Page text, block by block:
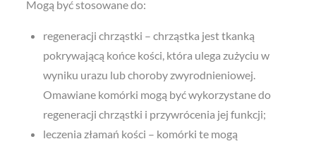
Mogą być stosowane do:
regeneracji chrząstki – chrząstka jest tkanką
pokrywającą końce kości, która ulega zużyciu w
wyniku urazu lub choroby zwyrodnieniowej.
Omawiane komórki mogą być wykorzystane do
regeneracji chrząstki i przywrócenia jej funkcji;
leczenia złamań kości – komórki te mogą